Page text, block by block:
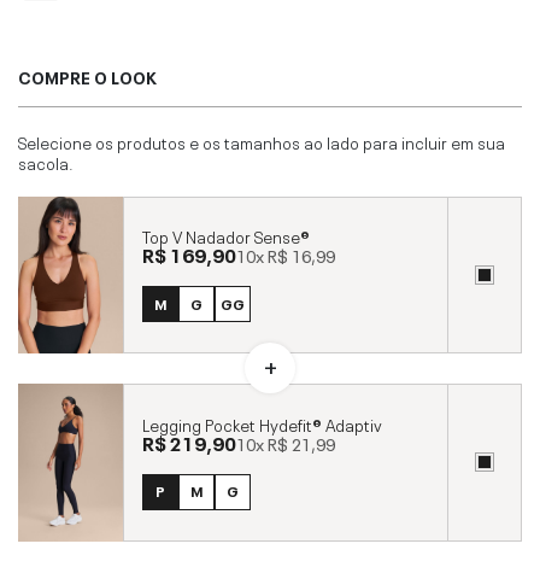
COMPRE O LOOK
Selecione os produtos e os tamanhos ao lado para incluir em sua
sacola.
Top V Nadador Sense®
R$ 169,9010xR$ 16,99
M G GG
Legging Pocket Hydefit® Adaptiv
R$ 219,9010xR$ 21,99
P M G